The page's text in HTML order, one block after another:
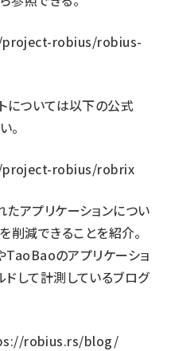
robius/robius-
については以下の公式
。
robius/robrix
アプリケーションについ
削減できることを紹介。
のアプリケーショ
して計測しているブログ
robius.rs/blog/